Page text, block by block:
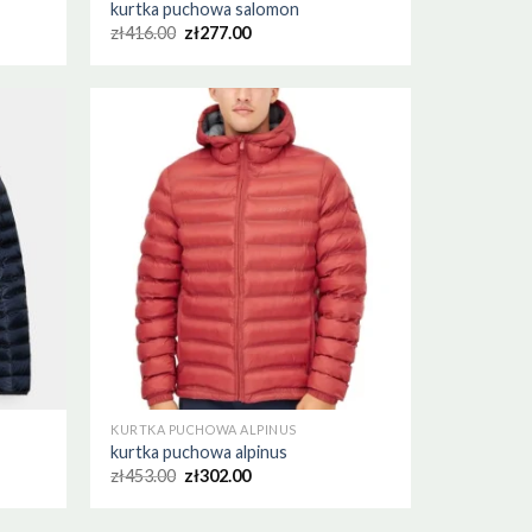
kurtka puchowa salomon
zł416.00 zł277.00
KURTKA PUCHOWA ALPINUS
kurtka puchowa alpinus
zł453.00 zł302.00